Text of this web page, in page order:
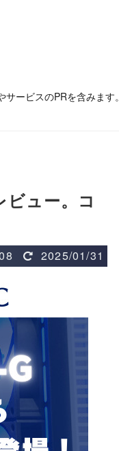
ービスのPRを含みます。
ュー。コ
2025/01/31